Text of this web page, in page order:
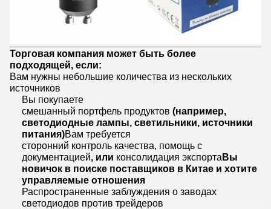
Торговая компания может быть более
подходящей, если:
Вам нужны небольшие количества из нескольких
источников
Вы покупаете
смешанный портфель продуктов (например,
светодиодные лампы, светильники, источники
питания)Вам требуется
сторонний контроль качества, помощь с
документацией , или консолидация экспортаВы
новичок в поиске поставщиков в Китае и хотите
управляемые отношения
Распространенные заблуждения о заводах
светодиодов против трейдеров